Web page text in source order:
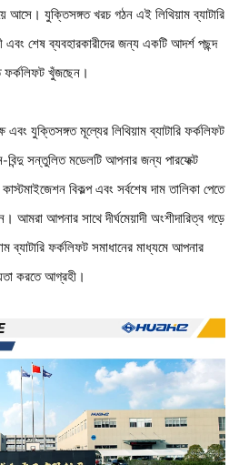
যুক্তিসঙ্গত খরচ গঠন এই লিথিয়াম ব্যাটারি
এবং শেষ ব্যবহারকারীদের জন্য একটি আদর্শ পছন্দ
ফর্কলিফট খুঁজছেন।
যুক্তিসঙ্গত মূল্যের লিথিয়াম ব্যাটারি ফর্কলিফট
সন্তুলিত মডেলটি আপনার জন্য পারফেক্ট
বিকল্প এবং সর্বশেষ দাম তালিকা পেতে
আপনার সাথে দীর্ঘমেয়াদী অংশীদারিত্ব গড়ে
ব্যাটারি ফর্কলিফট সমাধানের মাধ্যমে আপনার
করতে আগ্রহী।